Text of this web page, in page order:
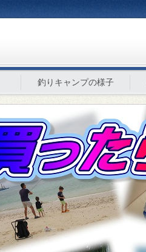
釣りキャンプの様子